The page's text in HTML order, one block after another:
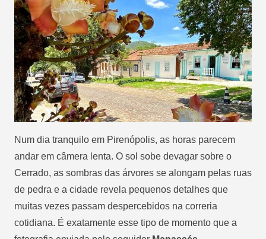
Num dia tranquilo em Pirenópolis, as horas parecem
andar em câmera lenta. O sol sobe devagar sobre o
Cerrado, as sombras das árvores se alongam pelas ruas
de pedra e a cidade revela pequenos detalhes que
muitas vezes passam despercebidos na correria
cotidiana. É exatamente esse tipo de momento que a